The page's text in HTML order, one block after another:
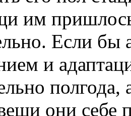
им
Если бы
и
полгода,
они себе